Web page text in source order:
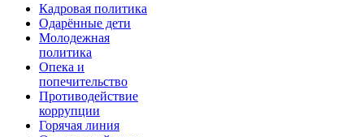
Кадровая политика
Одарённые дети
Молодежная
политика
Опека и
попечительство
Противодействие
коррупции
Горячая линия